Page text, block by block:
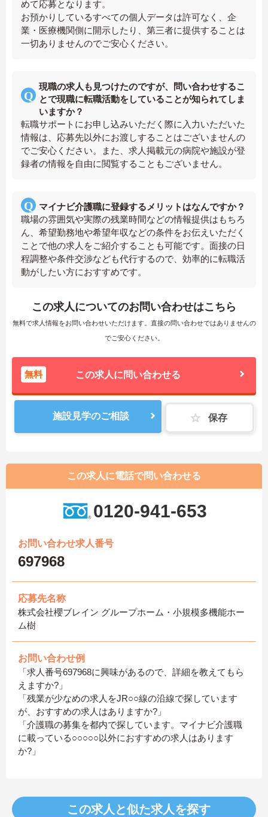
めて応募となります。
お預かりしているすべての個人データは許可なく、企
業・医療機関側に開示したり、第三者に提供することは
一切ありませんのでご安心ください。
現職の求人も見つけたのですが、問い合わせするこ
とで現職に転職活動をしていることが知られてしま
いますか？
転職サポートにお申し込みいただく際に入力いただいた
情報は、応募先以外にお渡しすることはございませんの
でご安心ください。また、求人掲載元の病院や施設が登
録者の情報を自由に閲覧することもございません。
マイナビ介護職に登録するメリットはなんですか？
職場の雰囲気や実際の残業時間などの情報提供はもちろ
ん、希望勤務地や希望年収などの条件をお伝えいただく
ことで他の求人をご紹介することも可能です。面接の日
程調整や条件交渉なども代行するので、効率的に転職活
動がしたい方におすすめです。
この求人についてのお問い合わせはこちら
無料で求人情報をお問い合わせいただけます。直接の問い合わせではありませんの
でご安心ください。
無料 この求人に問い合わせる
施設見学のご相談 保存
この求人に電話で問い合わせる
0120-941-653
お問い合わせ求人番号
697968
応募先名称
株式会社櫻ブレイン グループホーム・小規模多機能ホー
ム樹
お問い合わせ例
「求人番号697968に興味があるので、詳細を教えてもら
えますか?」
「残業が少なめの求人をJR○○線の沿線で探しています
が、おすすめの求人はありますか?」
「介護職の募集を都内で探しています。マイナビ介護職
に載っている○○○○○以外におすすめの求人はあります
か?」
この求人と似た求人を探す